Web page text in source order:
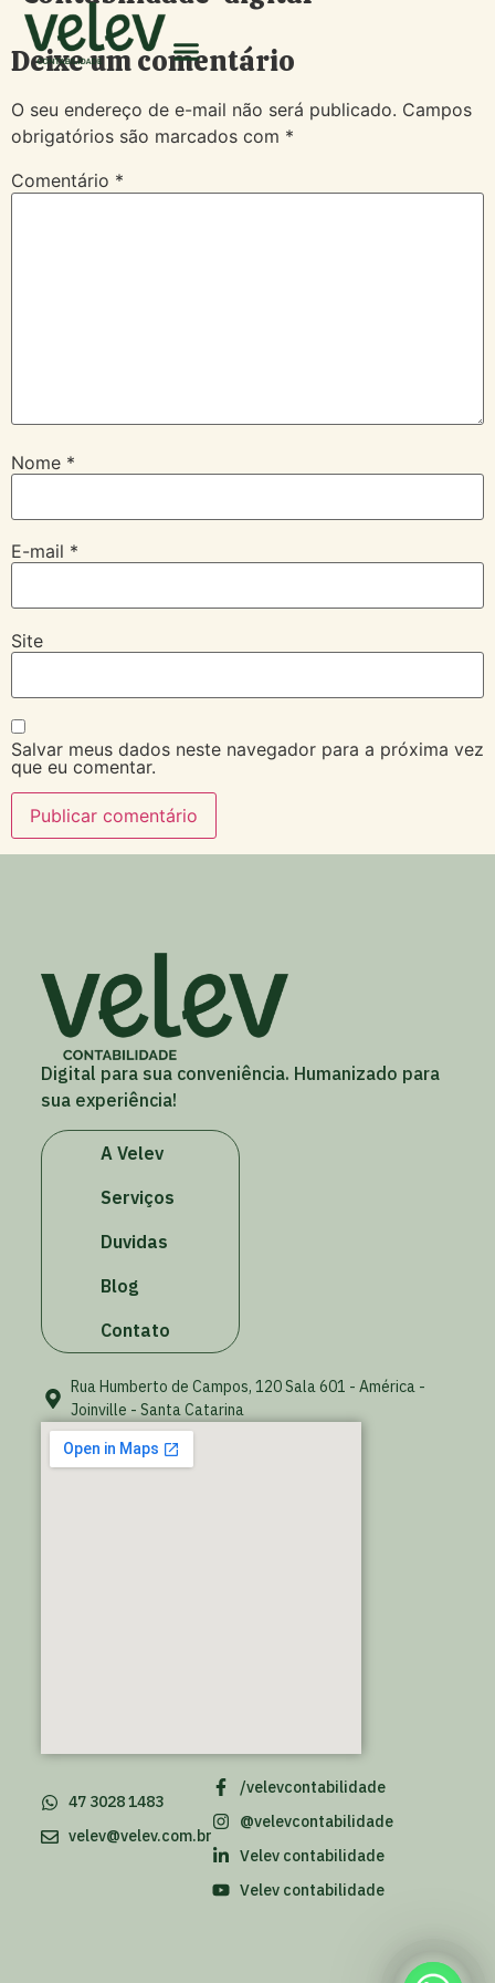
Deixe um comentário
O seu endereço de e-mail não será publicado. Campos
obrigatórios são marcados com *
Comentário *
Nome *
E-mail *
Site
Salvar meus dados neste navegador para a próxima vez
que eu comentar.
Digital para sua conveniência. Humanizado para
sua experiência!
A Velev
Serviços
Duvidas
Blog
Contato
Rua Humberto de Campos, 120 Sala 601 - América -
Joinville - Santa Catarina
/velevcontabilidade
@velevcontabilidade
Velev contabilidade
Velev contabilidade
47 3028 1483
velev@velev.com.br